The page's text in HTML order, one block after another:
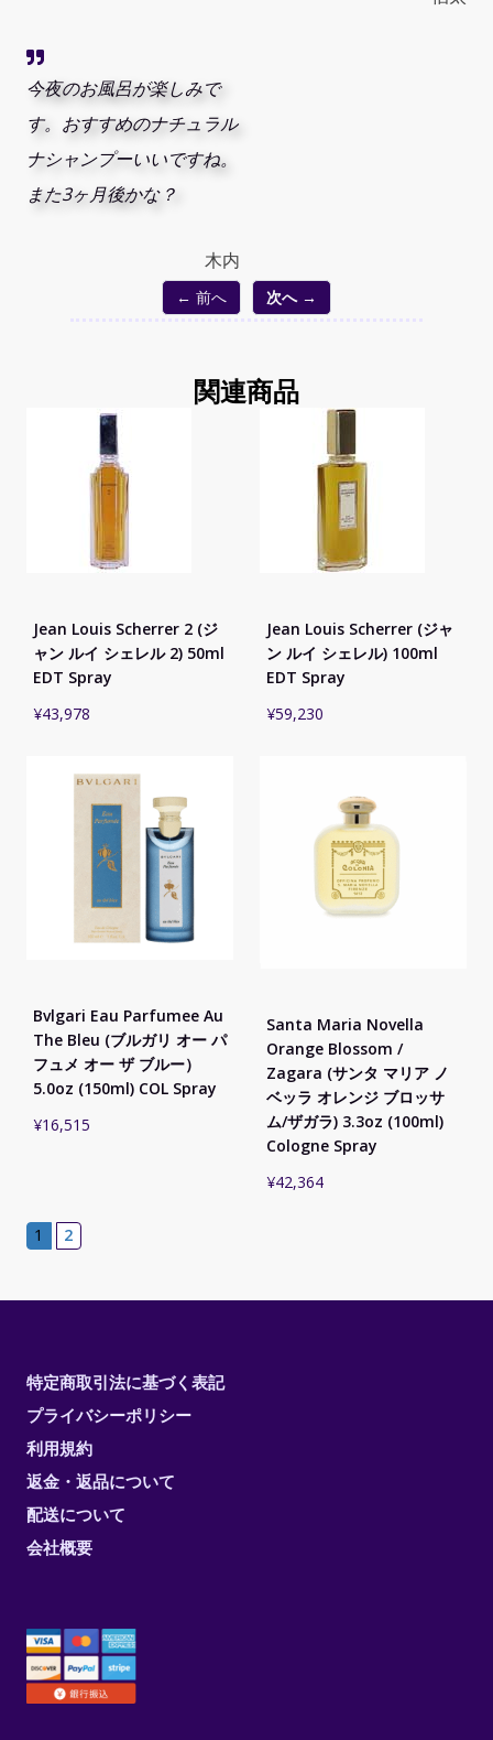
今夜のお風呂が楽しみで
す。おすすめのナチュラル
ナシャンプーいいですね。
また3ヶ月後かな？
木内
← 前へ 次へ →
関連商品
Jean Louis Scherrer 2 (ジ
ャン ルイ シェレル 2) 50ml
EDT Spray
¥43,978
Jean Louis Scherrer (ジャ
ン ルイ シェレル) 100ml
EDT Spray
¥59,230
Bvlgari Eau Parfumee Au
The Bleu (ブルガリ オー パ
フュメ オー ザ ブルー）
5.0oz (150ml) COL Spray
¥16,515
Santa Maria Novella
Orange Blossom /
Zagara (サンタ マリア ノ
ベッラ オレンジ ブロッサ
ム/ザガラ) 3.3oz (100ml)
Cologne Spray
¥42,364
1 2
特定商取引法に基づく表記
プライバシーポリシー
利用規約
返金・返品について
配送について
会社概要